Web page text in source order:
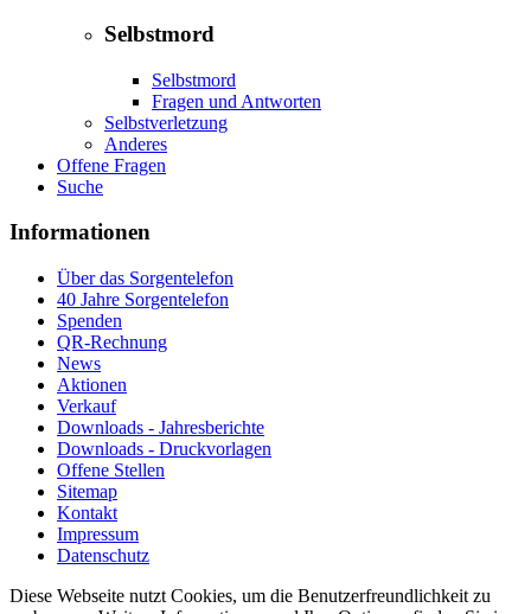
Selbstmord
Selbstmord
Fragen und Antworten
Selbstverletzung
Anderes
Offene Fragen
Suche
Informationen
Über das Sorgentelefon
40 Jahre Sorgentelefon
Spenden
QR-Rechnung
News
Aktionen
Verkauf
Downloads - Jahresberichte
Downloads - Druckvorlagen
Offene Stellen
Sitemap
Kontakt
Impressum
Datenschutz
Diese Webseite nutzt Cookies, um die Benutzerfreundlichkeit zu